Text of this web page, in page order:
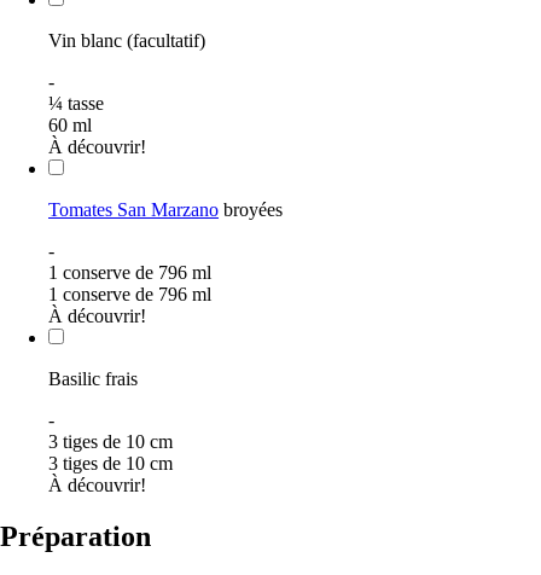
Vin blanc (facultatif)
-
¼ tasse
60 ml
À découvrir!
Tomates San Marzano broyées
-
1 conserve de 796 ml
1 conserve de 796 ml
À découvrir!
Basilic frais
-
3 tiges de 10 cm
3 tiges de 10 cm
À découvrir!
Préparation